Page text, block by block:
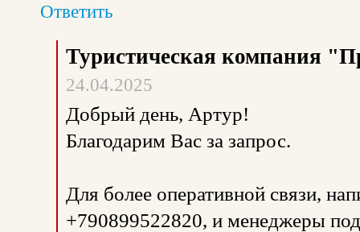
Ответить
Туристическая компания
24.04.2025
Добрый день, Артур!
Благодарим Вас за запрос.
Для более оперативной связи,
+790899522820, и менеджеры